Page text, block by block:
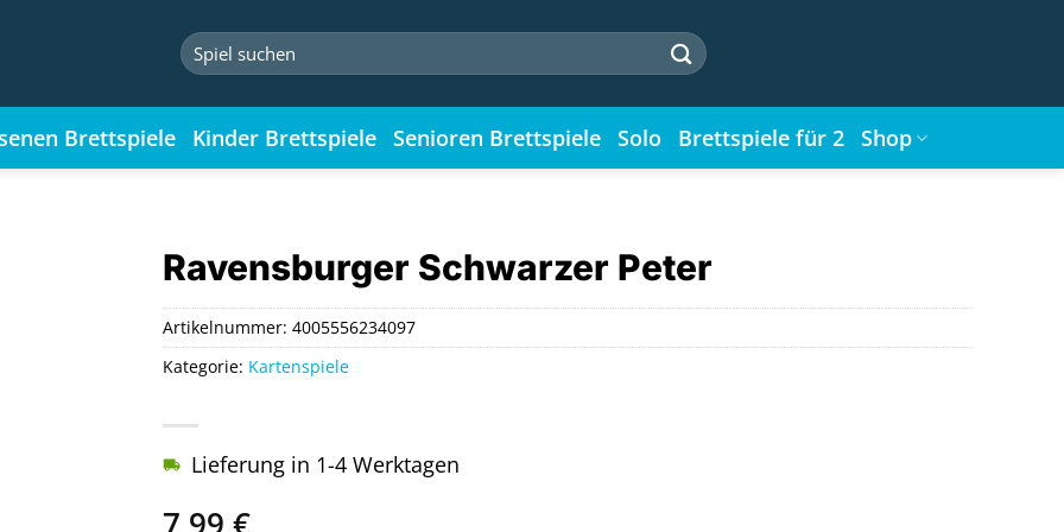
Suchen
nach:
Brettspiele Kinder Brettspiele Senioren Brettspiele Solo Brettspiele für 2 Shop
Ravensburger Schwarzer Peter
Lieferung in 1-4 Werktagen
Artikelnummer:4005556234097
Kategorie: Kartenspiele